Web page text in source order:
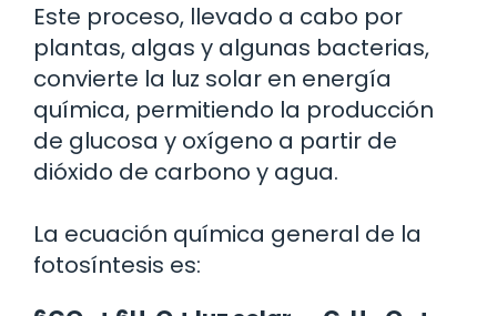
Este proceso, llevado a cabo por
plantas, algas y algunas bacterias,
convierte la luz solar en energía
química, permitiendo la producción
de glucosa y oxígeno a partir de
dióxido de carbono y agua.
La ecuación química general de la
fotosíntesis es: